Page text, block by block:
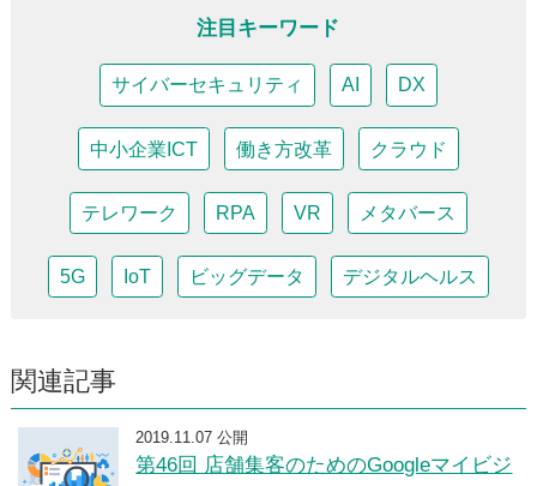
注目キーワード
サイバーセキュリティ AI DX
中小企業ICT 働き方改革 クラウド
テレワーク RPA VR メタバース
5G IoT ビッグデータ デジタルヘルス
関連記事
2019.11.07 公開
第46回 店舗集客のためのGoogleマイビジ